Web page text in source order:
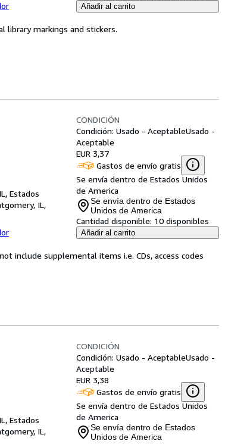
Añadir al carrito
library markings and stickers.
Estados
IL,
CONDICIÓN
Condición: Usado - AceptableUsado -
Aceptable
EUR 3,37
Gastos de envío gratis
Se envía dentro de Estados Unidos
de America
Se envía dentro de Estados
Unidos de America
Cantidad disponible: 10 disponibles
Añadir al carrito
include supplemental items i.e. CDs, access codes
Estados
IL,
CONDICIÓN
Condición: Usado - AceptableUsado -
Aceptable
EUR 3,38
Gastos de envío gratis
Se envía dentro de Estados Unidos
de America
Se envía dentro de Estados
Unidos de America